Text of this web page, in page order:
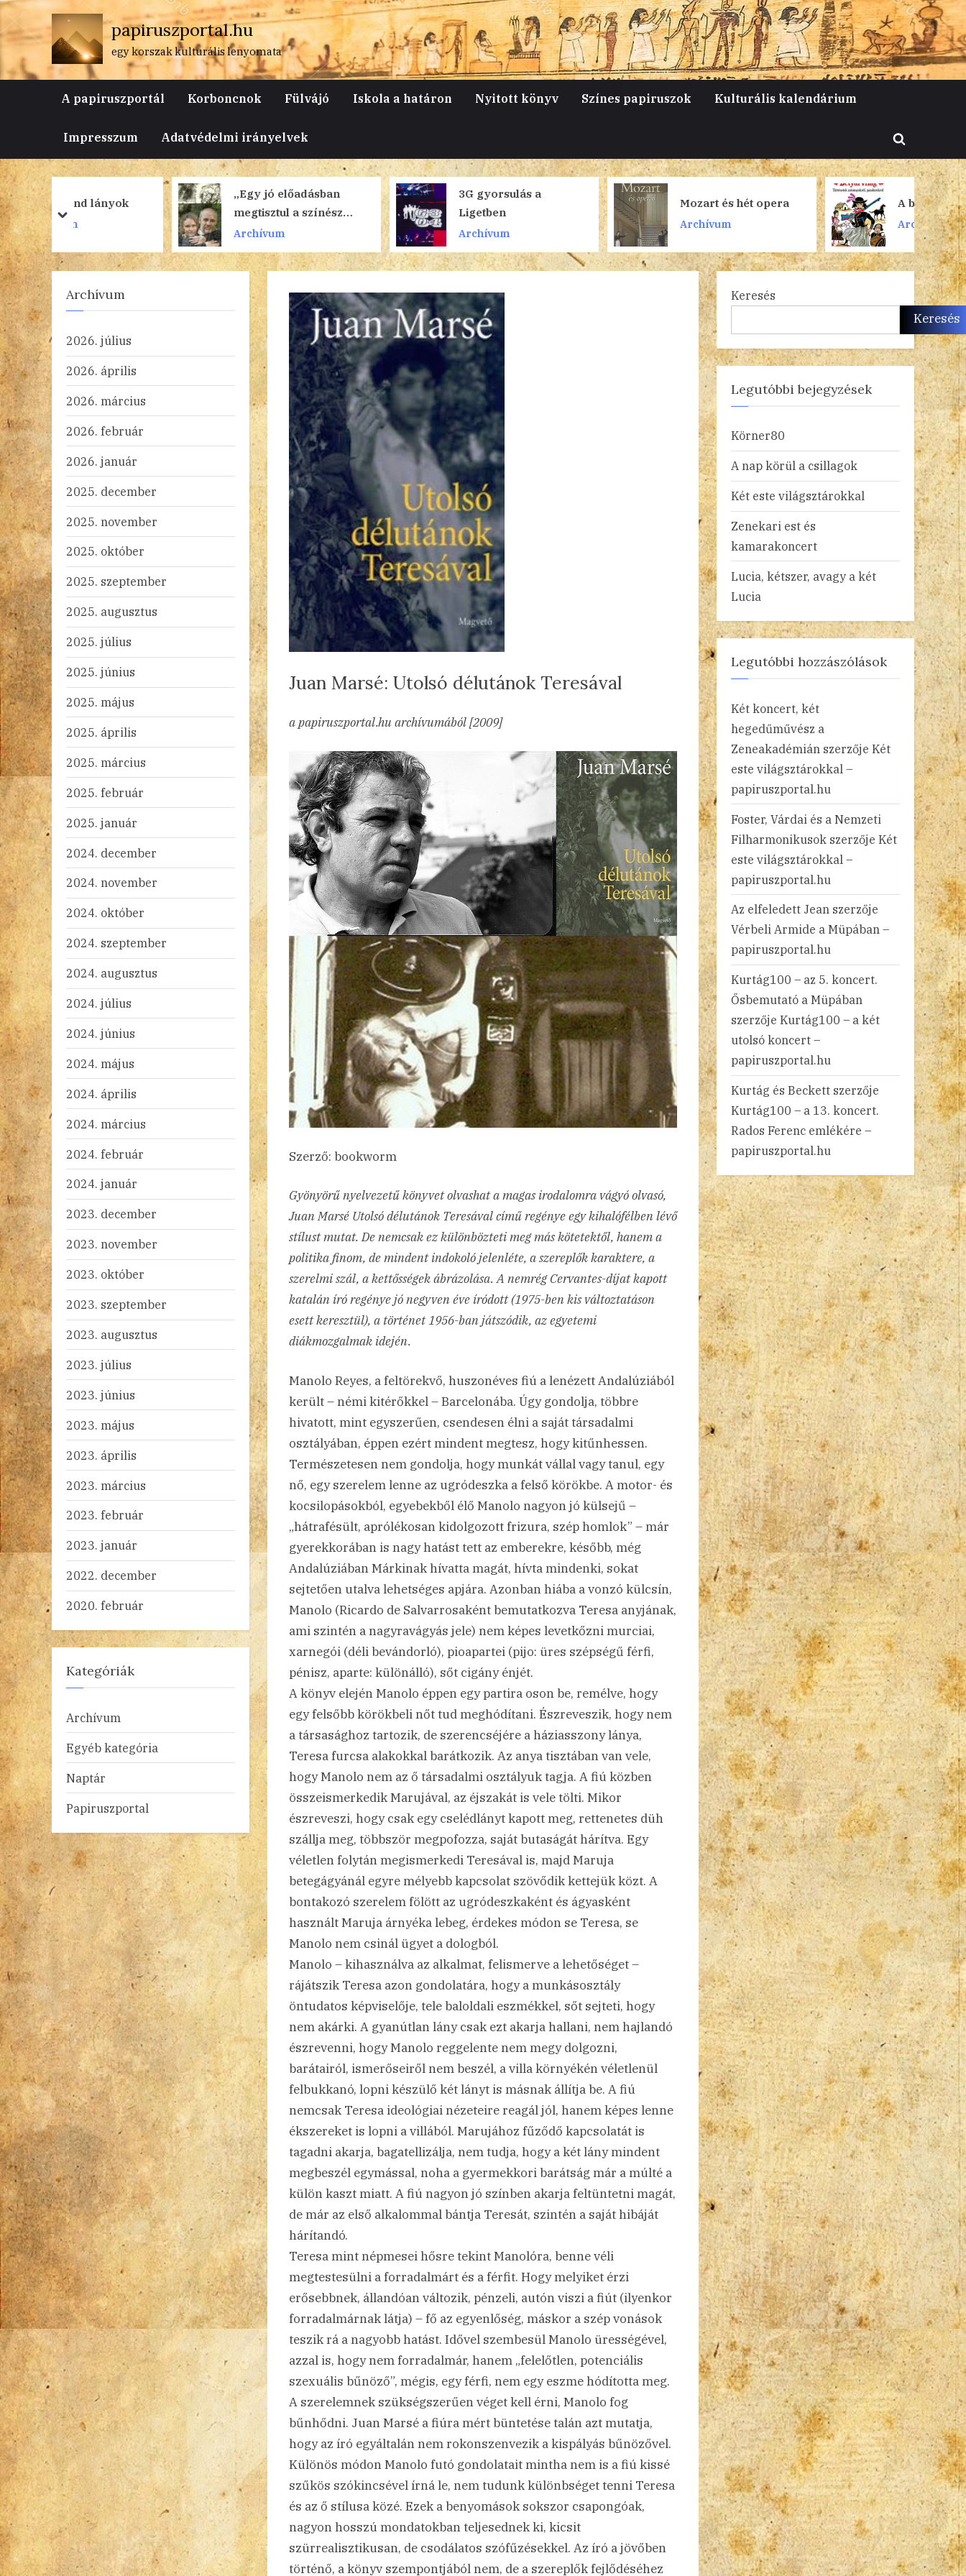
Skip
to
content
papiruszportal.hu
egy korszak kulturális lenyomata
A papiruszportál Korboncnok Fülvájó Iskola a határon Nyitott könyv Színes papiruszok Kulturális kalendárium
Impresszum Adatvédelmi irányelvek
Toggle
search
form
„Egy jó előadásban
megtisztul a színész
Archívum
3G gyorsulás a
Ligetben
Archívum
Mozart és hét opera
Archívum
A betyárját!
Archívum
prev
next
Juan Marsé: Utolsó délutánok Teresával
Posted
on
2023.09.18.
admin
Nincs hozzászólás
a(z)
Marsé:
Utolsó
délutánok
Teresával
bejegyzéshez
a papiruszportal.hu archívumából [2009]
Szerző: bookworm
Gyönyörű nyelvezetű könyvet olvashat a magas irodalomra vágyó olvasó,
Juan Marsé Utolsó délutánok Teresával című regénye egy kihalófélben lévő
stílust mutat. De nemcsak ez különbözteti meg más kötetektől, hanem a
politika finom, de mindent indokoló jelenléte, a szereplők karaktere, a
szerelmi szál, a kettősségek ábrázolása. A nemrég Cervantes-díjat kapott
katalán író regénye jó negyven éve íródott (1975-ben kis változtatáson
esett keresztül), a történet 1956-ban játszódik, az egyetemi
diákmozgalmak idején.
Manolo Reyes, a feltörekvő, huszonéves fiú a lenézett Andalúziából
került – némi kitérőkkel – Barcelonába. Úgy gondolja, többre
hivatott, mint egyszerűen, csendesen élni a saját társadalmi
osztályában, éppen ezért mindent megtesz, hogy kitűnhessen.
Természetesen nem gondolja, hogy munkát vállal vagy tanul, egy
nő, egy szerelem lenne az ugródeszka a felső körökbe. A motor- és
kocsilopásokból, egyebekből élő Manolo nagyon jó külsejű –
„hátrafésült, aprólékosan kidolgozott frizura, szép homlok” – már
gyerekkorában is nagy hatást tett az emberekre, később, még
Andalúziában Márkinak hívatta magát, hívta mindenki, sokat
sejtetően utalva lehetséges apjára. Azonban hiába a vonzó külcsín,
Manolo (Ricardo de Salvarrosaként bemutatkozva Teresa anyjának,
ami szintén a nagyravágyás jele) nem képes levetkőzni murciai,
xarnegói (déli bevándorló), pioapartei (pijo: üres szépségű férfi,
pénisz, aparte: különálló), sőt cigány énjét.
A könyv elején Manolo éppen egy partira oson be, remélve, hogy
egy felsőbb körökbeli nőt tud meghódítani. Észreveszik, hogy nem
a társasághoz tartozik, de szerencséjére a háziasszony lánya,
Teresa furcsa alakokkal barátkozik. Az anya tisztában van vele,
hogy Manolo nem az ő társadalmi osztályuk tagja. A fiú közben
összeismerkedik Marujával, az éjszakát is vele tölti. Mikor
észreveszi, hogy csak egy cselédlányt kapott meg, rettenetes düh
szállja meg, többször megpofozza, saját butaságát hárítva. Egy
véletlen folytán megismerkedi Teresával is, majd Maruja
betegágyánál egyre mélyebb kapcsolat szövődik kettejük közt. A
bontakozó szerelem fölött az ugródeszkaként és ágyasként
használt Maruja árnyéka lebeg, érdekes módon se Teresa, se
Manolo nem csinál ügyet a dologból.
Manolo – kihasználva az alkalmat, felismerve a lehetőséget –
rájátszik Teresa azon gondolatára, hogy a munkásosztály
öntudatos képviselője, tele baloldali eszmékkel, sőt sejteti, hogy
nem akárki. A gyanútlan lány csak ezt akarja hallani, nem hajlandó
észrevenni, hogy Manolo reggelente nem megy dolgozni,
barátairól, ismerőseiről nem beszél, a villa környékén véletlenül
felbukkanó, lopni készülő két lányt is másnak állítja be. A fiú
nemcsak Teresa ideológiai nézeteire reagál jól, hanem képes lenne
ékszereket is lopni a villából. Marujához fűződő kapcsolatát is
tagadni akarja, bagatellizálja, nem tudja, hogy a két lány mindent
megbeszél egymással, noha a gyermekkori barátság már a múlté a
külön kaszt miatt. A fiú nagyon jó színben akarja feltüntetni magát,
de már az első alkalommal bántja Teresát, szintén a saját hibáját
hárítandó.
Teresa mint népmesei hősre tekint Manolóra, benne véli
megtestesülni a forradalmárt és a férfit. Hogy melyiket érzi
erősebbnek, állandóan változik, pénzeli, autón viszi a fiút (ilyenkor
forradalmárnak látja) – fő az egyenlőség, máskor a szép vonások
teszik rá a nagyobb hatást. Idővel szembesül Manolo ürességével,
azzal is, hogy nem forradalmár, hanem „felelőtlen, potenciális
szexuális bűnöző”, mégis, egy férfi, nem egy eszme hódította meg.
A szerelemnek szükségszerűen véget kell érni, Manolo fog
bűnhődni. Juan Marsé a fiúra mért büntetése talán azt mutatja,
hogy az író egyáltalán nem rokonszenvezik a kispályás bűnözővel.
Különös módon Manolo futó gondolatait mintha nem is a fiú kissé
szűkös szókincsével írná le, nem tudunk különbséget tenni Teresa
és az ő stílusa közé. Ezek a benyomások sokszor csapongóak,
nagyon hosszú mondatokban teljesednek ki, kicsit
szürrealisztikusan, de csodálatos szófűzésekkel. Az író a jövőben
történő, a könyv szempontjából nem, de a szereplők fejlődéséhez
Archívum
2026. július
2026. április
2026. március
2026. február
2026. január
2025. december
2025. november
2025. október
2025. szeptember
2025. augusztus
2025. július
2025. június
2025. május
2025. április
2025. március
2025. február
2025. január
2024. december
2024. november
2024. október
2024. szeptember
2024. augusztus
2024. július
2024. június
2024. május
2024. április
2024. március
2024. február
2024. január
2023. december
2023. november
2023. október
2023. szeptember
2023. augusztus
2023. július
2023. június
2023. május
2023. április
2023. március
2023. február
2023. január
2022. december
2020. február
Kategóriák
Archívum
Egyéb kategória
Naptár
Papiruszportal
Keresés
Keresés
Legutóbbi bejegyzések
Körner80
A nap körül a csillagok
Két este világsztárokkal
Zenekari est és
kamarakoncert
Lucia, kétszer, avagy a két
Lucia
Legutóbbi hozzászólások
Két koncert, két
hegedűművész a
Zeneakadémián szerzője Két
este világsztárokkal –
papiruszportal.hu
Foster, Várdai és a Nemzeti
Filharmonikusok szerzője Két
este világsztárokkal –
papiruszportal.hu
Az elfeledett Jean szerzője
Vérbeli Armide a Müpában –
papiruszportal.hu
Kurtág100 – az 5. koncert.
Ősbemutató a Müpában
szerzője Kurtág100 – a két
utolsó koncert –
papiruszportal.hu
Kurtág és Beckett szerzője
Kurtág100 – a 13. koncert.
Rados Ferenc emlékére –
papiruszportal.hu